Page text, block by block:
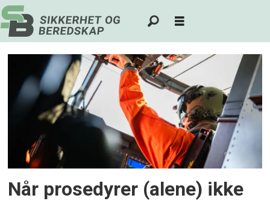
Tag:
beslutningstaking
Når prosedyrer (alene) ikke